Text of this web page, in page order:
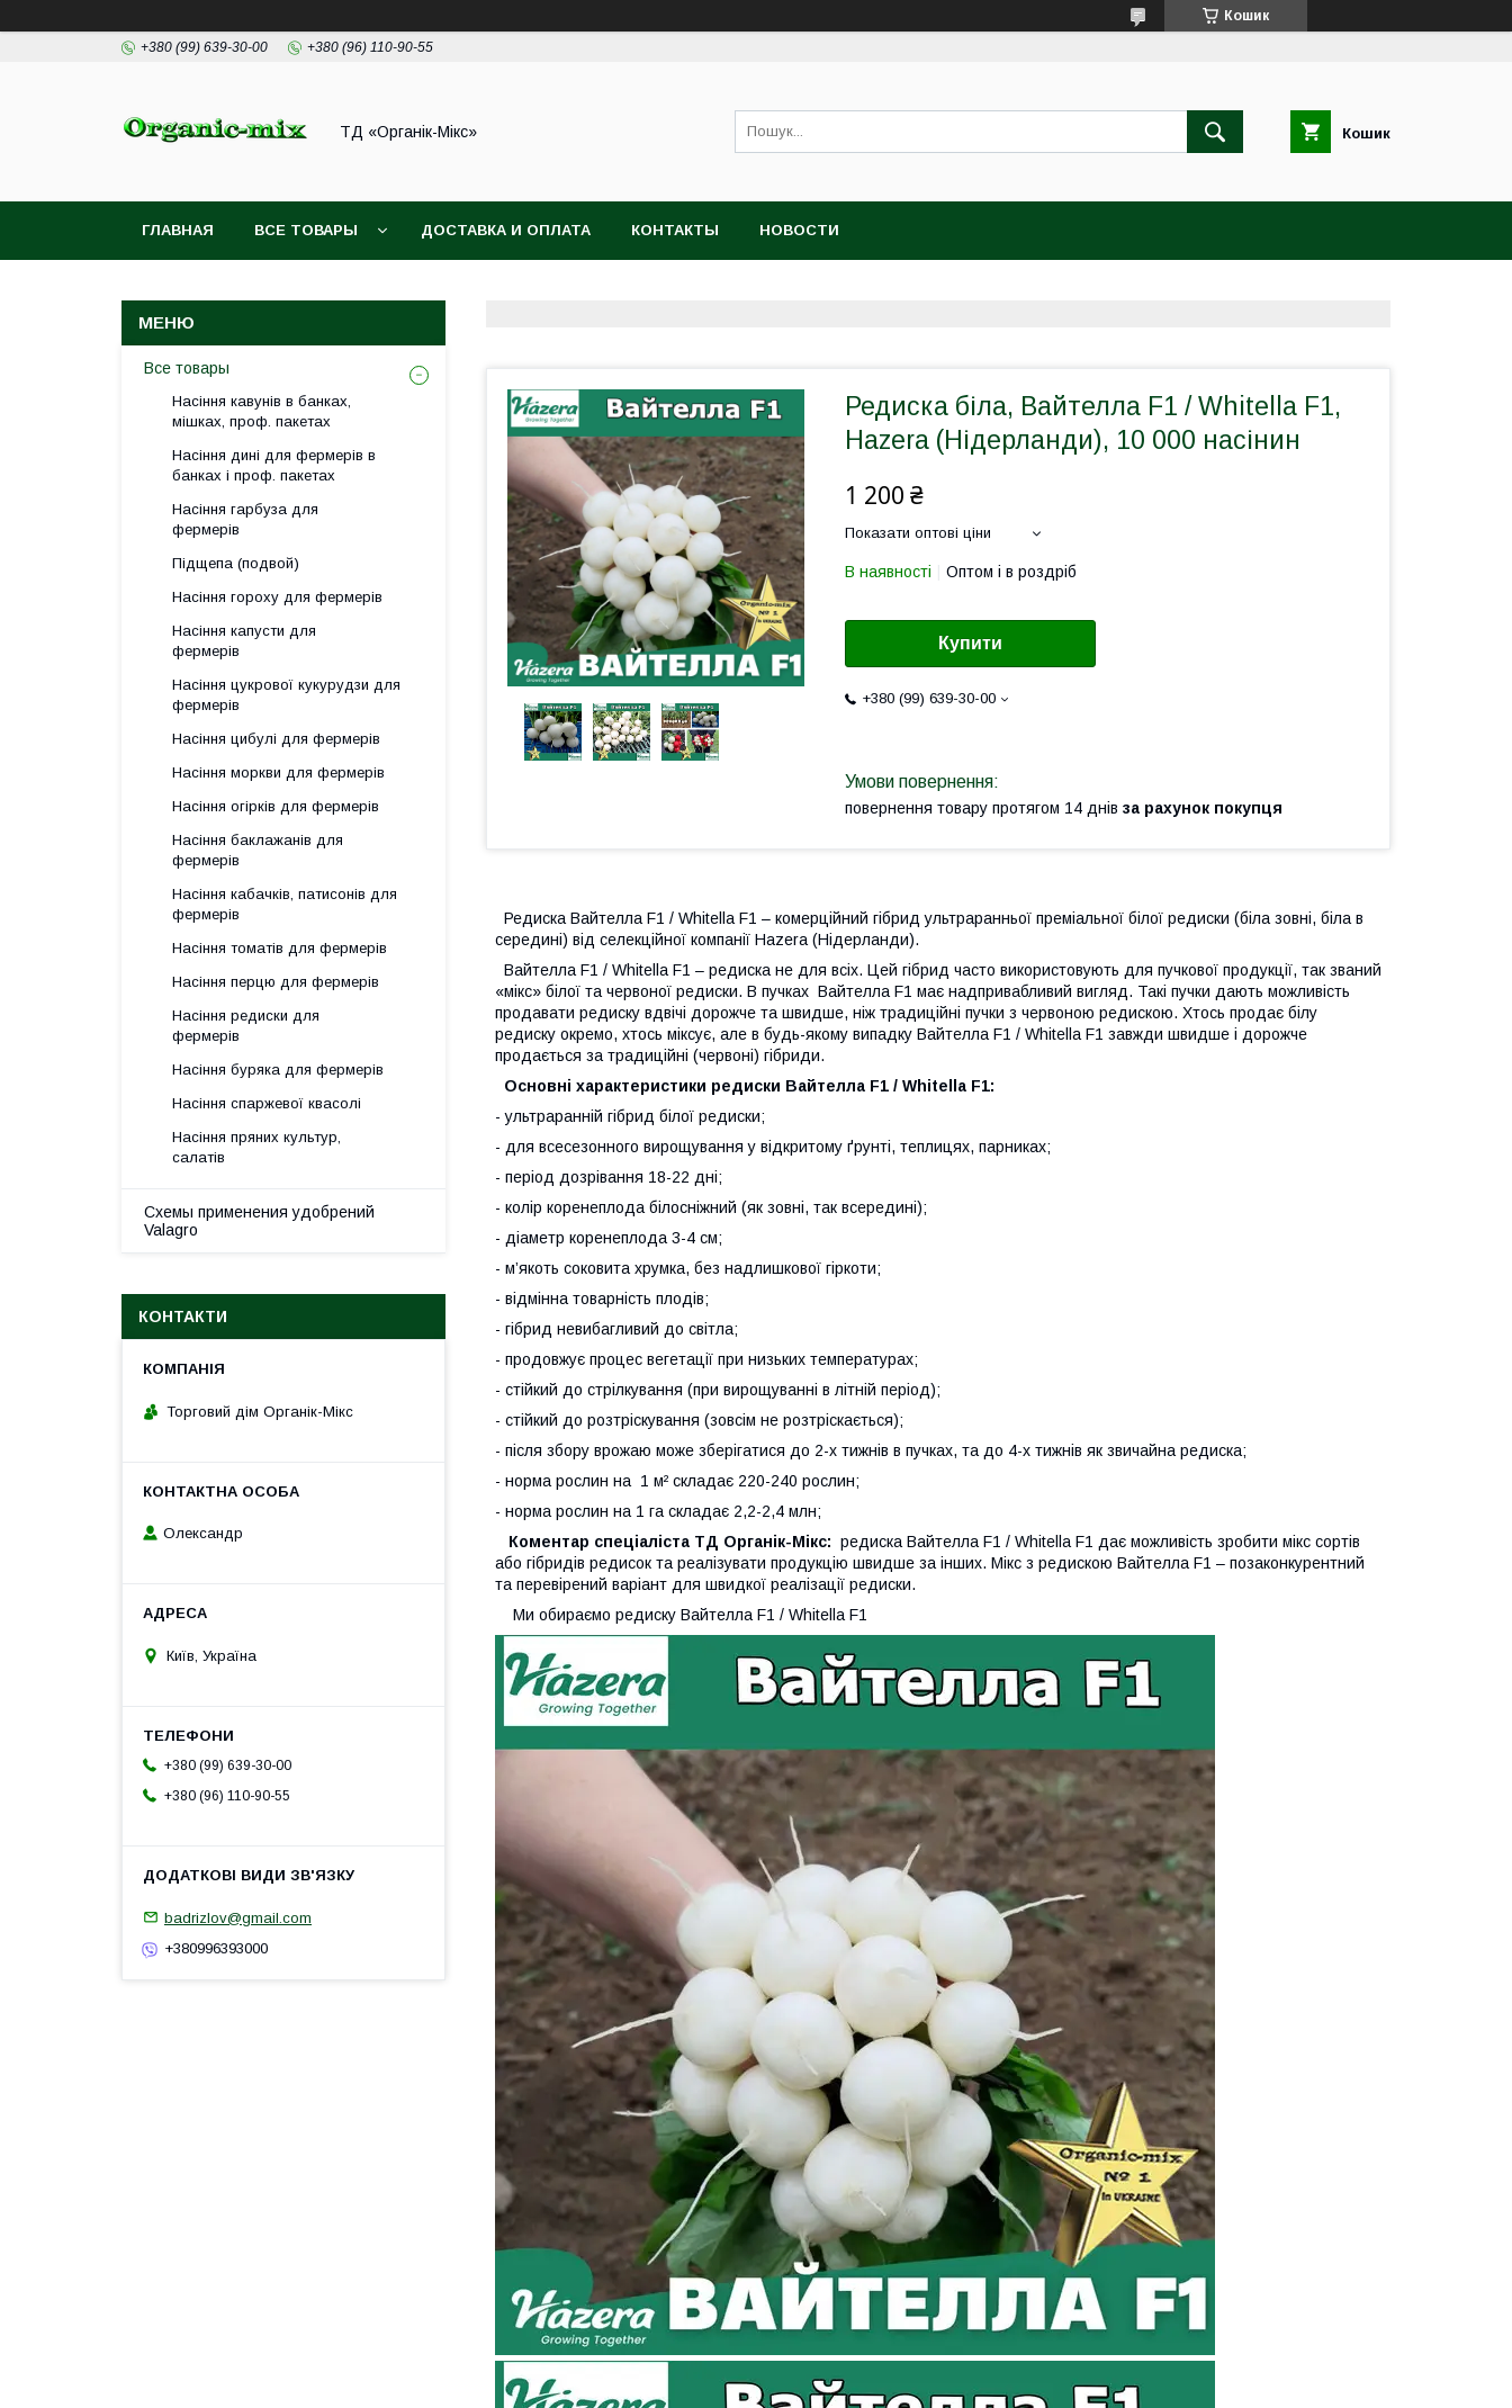
Кошик
+380 (99) 639-30-00 +380 (96) 110-90-55
ТД «Органік-Мікс» Кошик
ГЛАВНАЯ ВСЕ ТОВАРЫ ДОСТАВКА И ОПЛАТА КОНТАКТЫ НОВОСТИ
Редиска біла, Вайтелла F1 / Whitella F1,
Hazera (Нідерланди), 10 000 насінин
1 200 ₴
Показати оптові ціни
В наявності Оптом і в роздріб
Купити
+380 (99) 639-30-00
повернення товару протягом 14 днів за рахунок покупця
Редиска Вайтелла F1 / Whitella F1 – комерційний гібрид ультраранньої преміальної білої редиски (біла зовні, біла в
середині) від селекційної компанії Hazera (Нідерланди).
Вайтелла F1 / Whitella F1 – редиска не для всіх. Цей гібрид часто використовують для пучкової продукції, так званий
«мікс» білої та червоної редиски. В пучках Вайтелла F1 має надпривабливий вигляд. Такі пучки дають можливість
продавати редиску вдвічі дорожче та швидше, ніж традиційні пучки з червоною редискою. Хтось продає білу
редиску окремо, хтось міксує, але в будь-якому випадку Вайтелла F1 / Whitella F1 завжди швидше і дорожче
продається за традиційні (червоні) гібриди.
Основні характеристики редиски Вайтелла F1 / Whitella F1:
- ультраранній гібрид білої редиски;
- для всесезонного вирощування у відкритому ґрунті, теплицях, парниках;
- період дозрівання 18-22 дні;
- колір коренеплода білосніжний (як зовні, так всередині);
- діаметр коренеплода 3-4 см;
- м’якоть соковита хрумка, без надлишкової гіркоти;
- відмінна товарність плодів;
- гібрид невибагливий до світла;
- продовжує процес вегетації при низьких температурах;
- стійкий до стрілкування (при вирощуванні в літній період);
- стійкий до розтріскування (зовсім не розтріскається);
- після збору врожаю може зберігатися до 2-х тижнів в пучках, та до 4-х тижнів як звичайна редиска;
- норма рослин на 1 м² складає 220-240 рослин;
- норма рослин на 1 га складає 2,2-2,4 млн;
Коментар спеціаліста ТД Органік-Мікс: редиска Вайтелла F1 / Whitella F1 дає можливість зробити мікс сортів
або гібридів редисок та реалізувати продукцію швидше за інших. Мікс з редискою Вайтелла F1 – позаконкурентний
та перевірений варіант для швидкої реалізації редиски.
Ми обираємо редиску Вайтелла F1 / Whitella F1
Все товары
Насіння кавунів в банках,
мішках, проф. пакетах
Насіння дині для фермерів в
банках і проф. пакетах
Насіння гарбуза для
фермерів
Підщепа (подвой)
Насіння гороху для фермерів
Насіння капусти для
фермерів
Насіння цукрової кукурудзи для
фермерів
Насіння цибулі для фермерів
Насіння моркви для фермерів
Насіння огірків для фермерів
Насіння баклажанів для
фермерів
Насіння кабачків, патисонів для
фермерів
Насіння томатів для фермерів
Насіння перцю для фермерів
Насіння редиски для
фермерів
Насіння буряка для фермерів
Насіння спаржевої квасолі
Насіння пряних культур,
салатів
Схемы применения удобрений
Valagro
КОНТАКТИ
Торговий дім Органік-Мікс
Олександр
Київ, Україна
+380 (99) 639-30-00
+380 (96) 110-90-55
badrizlov@gmail.com
+380996393000